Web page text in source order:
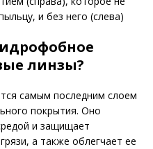
и без него (слева)
линзы?
самым последним слоем
покрытия. Оно
и защищает
а также облегчает ее